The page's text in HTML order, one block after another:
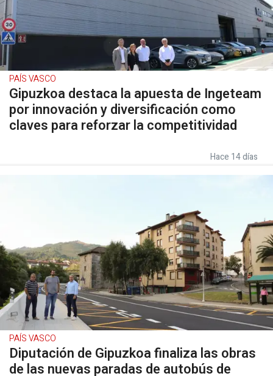
PAÍS VASCO
Gipuzkoa destaca la apuesta de Ingeteam
por innovación y diversificación como
claves para reforzar la competitividad
Hace 14 días
PAÍS VASCO
Diputación de Gipuzkoa finaliza las obras
de las nuevas paradas de autobús de